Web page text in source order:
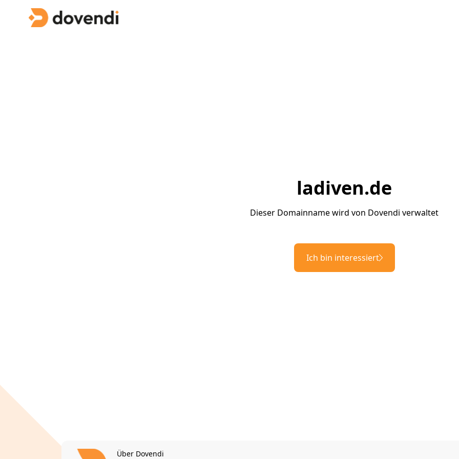
ladiven.de
Dieser Domainname wird von Dovendi verwaltet
Ich bin interessiert
Über Dovendi